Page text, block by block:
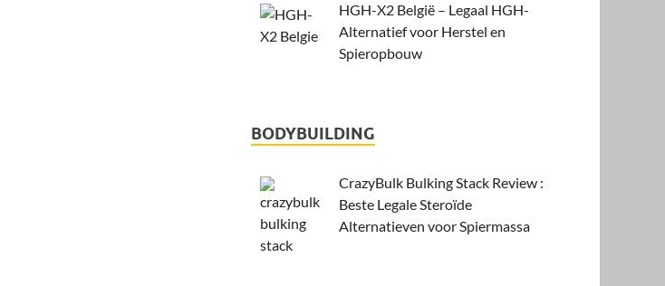
HGH-X2 België – Legaal HGH-
Alternatief voor Herstel en
Spieropbouw
BODYBUILDING
CrazyBulk Bulking Stack Review :
Beste Legale Steroïde
Alternatieven voor Spiermassa